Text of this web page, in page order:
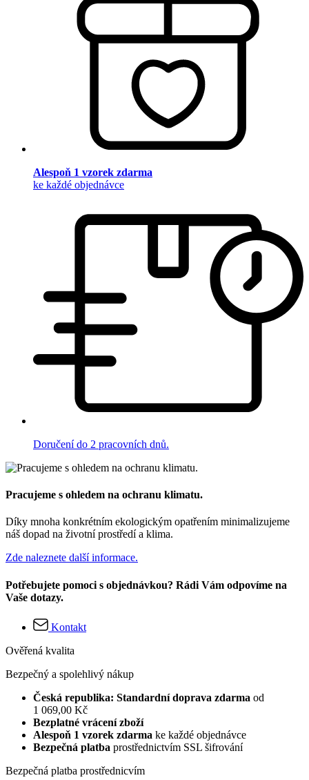
Alespoň 1 vzorek zdarma
ke každé objednávce
Doručení do 2 pracovních dnů.
Pracujeme s ohledem na ochranu klimatu.
Díky mnoha konkrétním ekologickým opatřením minimalizujeme
náš dopad na životní prostředí a klima.
Zde naleznete další informace.
Potřebujete pomoci s objednávkou? Rádi Vám odpovíme na
Vaše dotazy.
Kontakt
Ověřená kvalita
Bezpečný a spolehlivý nákup
Česká republika: Standardní doprava zdarma od
1 069,00 Kč
Bezplatné vrácení zboží
Alespoň 1 vzorek zdarma ke každé objednávce
Bezpečná platba prostřednictvím SSL šifrování
Bezpečná platba prostřednicvím